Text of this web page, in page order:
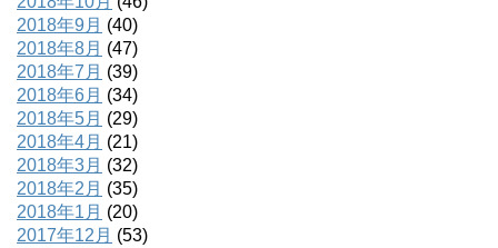
2018年9月 (40)
2018年8月 (47)
2018年7月 (39)
2018年6月 (34)
2018年5月 (29)
2018年4月 (21)
2018年3月 (32)
2018年2月 (35)
2018年1月 (20)
2017年12月 (53)